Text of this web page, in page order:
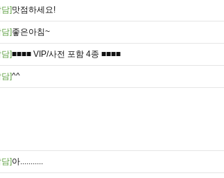
담]맛점하세요!
담]좋은아침~
담]■■■■ VIP/사전 포함 4종 ■■■■
담]^^
담]아...........